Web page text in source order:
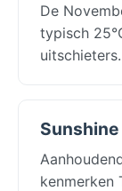
De
typisch
uitschieters.
kenmerken